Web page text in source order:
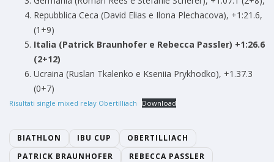
Repubblica Ceca (David Elias e Ilona Plechacova), +1:21.6,
(1+9)
Italia (Patrick Braunhofer e Rebecca Passler) +1:26.6
(2+12)
Ucraina (Ruslan Tkalenko e Kseniia Prykhodko), +1.37.3
(0+7)
Risultati single mixed relay Obertilliach Download
BIATHLON IBU CUP
OBERTILLIACH
PATRICK BRAUNHOFER
REBECCA PASSLER